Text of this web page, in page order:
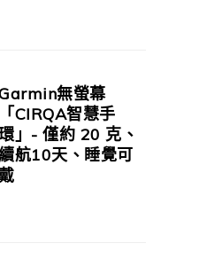
無螢幕
「CIRQA智慧手
」- 僅約 20 克、
航10天、睡覺可